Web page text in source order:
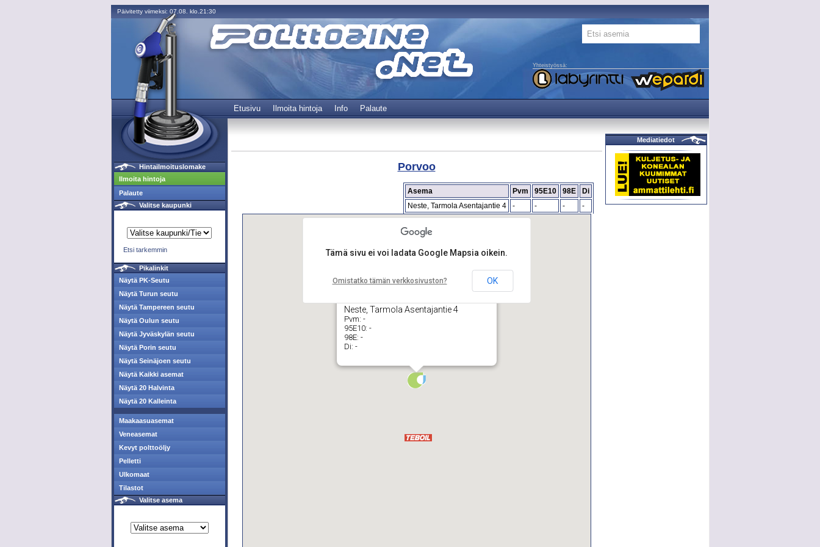
Päivitetty viimeksi: 07.08. klo.21:30
Yhteistyössä:
Etusivu Ilmoita hintoja Info Palaute
Hintailmoituslomake
Ilmoita hintoja
Palaute
Valitse kaupunki
Etsi tarkemmin
Pikalinkit
Näytä PK-Seutu
Näytä Turun seutu
Näytä Tampereen seutu
Näytä Oulun seutu
Näytä Jyväskylän seutu
Näytä Porin seutu
Näytä Seinäjoen seutu
Näytä Kaikki asemat
Näytä 20 Halvinta
Näytä 20 Kalleinta
Maakaasuasemat
Veneasemat
Kevyt polttoöljy
Pelletti
Ulkomaat
Tilastot
Valitse asema
Porvoo
Asema Pvm 95E10 98E
Di
Neste, Tarmola Asentajantie 4
- - - -
Neste, Tarmola Asentajantie 4
Pvm: -
95E10: -
98E: -
Di: -
Tämä sivu ei voi ladata Google Mapsia oikein.
Omistatko tämän verkkosivuston? OK
Mediatiedot